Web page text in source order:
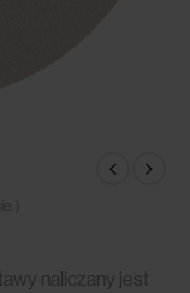
)
naliczany jest